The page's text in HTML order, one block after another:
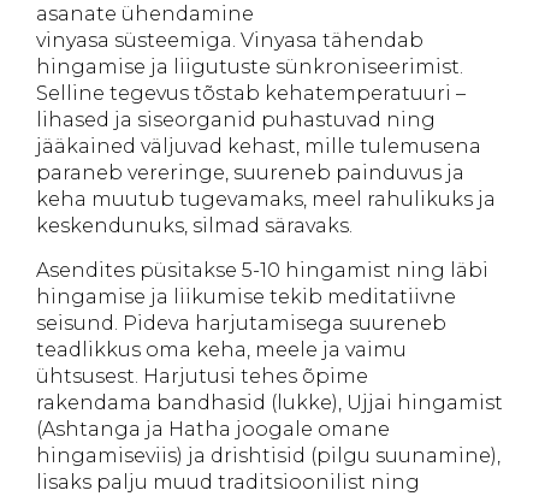
asanate ühendamine
vinyasa süsteemiga. Vinyasa tähendab
hingamise ja liigutuste sünkroniseerimist.
Selline tegevus tõstab kehatemperatuuri –
lihased ja siseorganid puhastuvad ning
jääkained väljuvad kehast, mille tulemusena
paraneb vereringe, suureneb painduvus ja
keha muutub tugevamaks, meel rahulikuks ja
keskendunuks, silmad säravaks.
Asendites püsitakse 5-10 hingamist ning läbi
hingamise ja liikumise tekib meditatiivne
seisund. Pideva harjutamisega suureneb
teadlikkus oma keha, meele ja vaimu
ühtsusest. Harjutusi tehes õpime
rakendama bandhasid (lukke), Ujjai hingamist
(Ashtanga ja Hatha joogale omane
hingamiseviis) ja drishtisid (pilgu suunamine),
lisaks palju muud traditsioonilist ning